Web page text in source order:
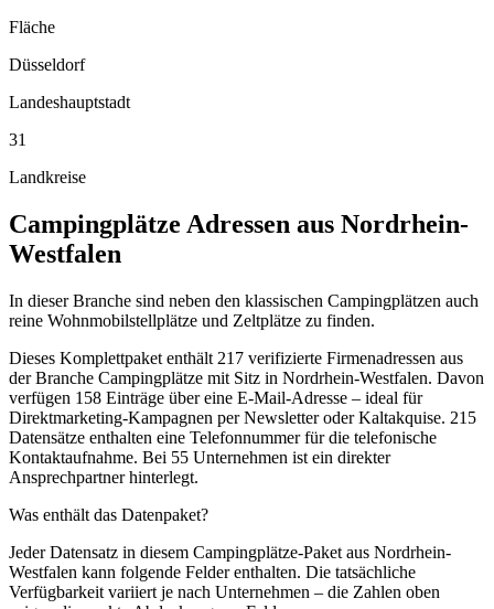
Fläche
Düsseldorf
Landeshauptstadt
31
Landkreise
Campingplätze Adressen aus Nordrhein-
Westfalen
In dieser Branche sind neben den klassischen Campingplätzen auch
reine Wohnmobilstellplätze und Zeltplätze zu finden.
Dieses Komplettpaket enthält 217 verifizierte Firmenadressen aus
der Branche Campingplätze mit Sitz in Nordrhein-Westfalen. Davon
verfügen 158 Einträge über eine E-Mail-Adresse – ideal für
Direktmarketing-Kampagnen per Newsletter oder Kaltakquise. 215
Datensätze enthalten eine Telefonnummer für die telefonische
Kontaktaufnahme. Bei 55 Unternehmen ist ein direkter
Ansprechpartner hinterlegt.
Was enthält das Datenpaket?
Jeder Datensatz in diesem Campingplätze-Paket aus Nordrhein-
Westfalen kann folgende Felder enthalten. Die tatsächliche
Verfügbarkeit variiert je nach Unternehmen – die Zahlen oben